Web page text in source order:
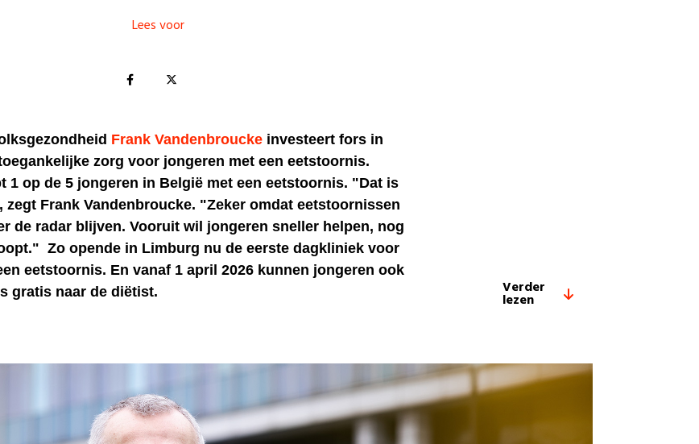
Lees voor
Frank Vandenbrouckeinvesteert fors in
zorg voor jongeren met een eetstoornis.
1 op de 5 jongeren in België met een eetstoornis. "Dat is
zegt Frank Vandenbroucke. "Zeker omdat eetstoornissen
de radar blijven. Vooruit wil jongeren sneller helpen, nog
Zo opende in Limburg nu de eerste dagkliniek voor
eetstoornis. En vanaf 1 april 2026 kunnen jongeren ook
gratis naar de diëtist.
Verder
lezen